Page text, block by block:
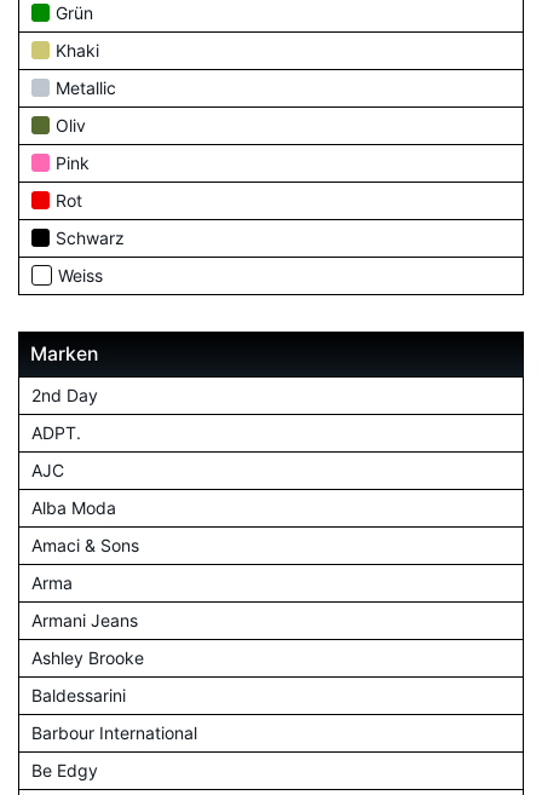
Grün
Khaki
Metallic
Oliv
Pink
Rot
Schwarz
Weiss
Marken
2nd Day
ADPT.
AJC
Alba Moda
Amaci & Sons
Arma
Armani Jeans
Ashley Brooke
Baldessarini
Barbour International
Be Edgy